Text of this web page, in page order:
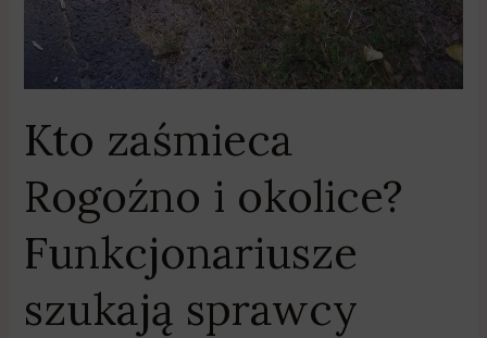
Kto zaśmieca
Rogoźno i okolice?
Funkcjonariusze
szukają sprawcy